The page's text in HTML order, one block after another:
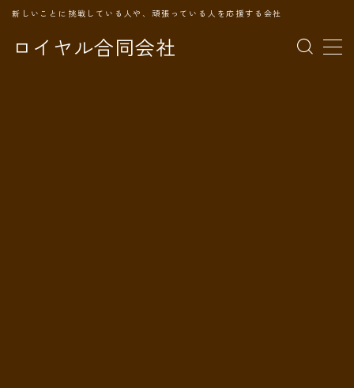
ロイヤル合同会社
新しいことに挑戦している人や、頑張っている人を応援する会社
MENU